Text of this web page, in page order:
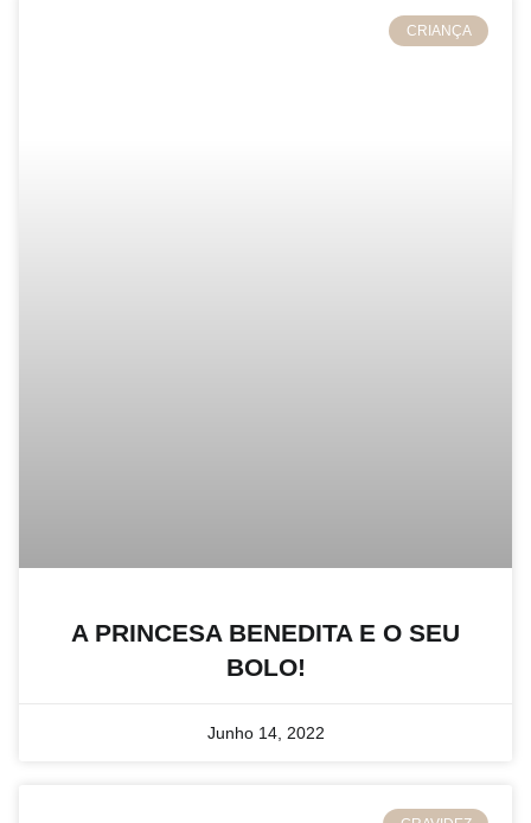
CRIANÇA
A PRINCESA BENEDITA E O SEU
BOLO!
Junho 14, 2022